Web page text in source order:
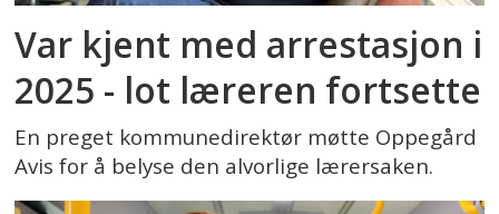
Var kjent med arrestasjon i
2025 - lot læreren fortsette
En preget kommunedirektør møtte Oppegård
Avis for å belyse den alvorlige lærersaken.